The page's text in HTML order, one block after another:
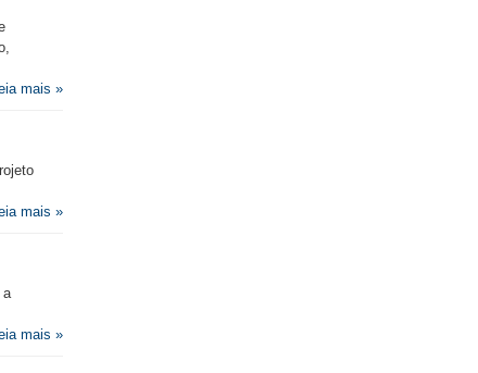
mais »
mais »
a
mais »